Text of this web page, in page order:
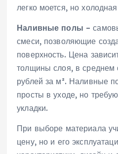
легко моется‚ но
Наливные полы –
смеси‚ позволяющие
поверхность. Цена
толщины слоя‚ в
рублей за м². Наливные
просты в уходе‚ но
укладки.
При выборе материала
цену‚ но и его